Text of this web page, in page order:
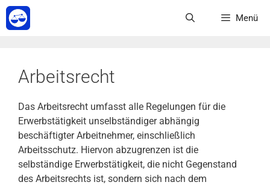
Zum
Inhalt
Menü
Arbeitsrecht
Das Arbeitsrecht umfasst alle Regelungen für die
Erwerbstätigkeit unselbständiger abhängig
beschäftigter Arbeitnehmer, einschließlich
Arbeitsschutz. Hiervon abzugrenzen ist die
selbständige Erwerbstätigkeit, die nicht Gegenstand
des Arbeitsrechts ist, sondern sich nach dem